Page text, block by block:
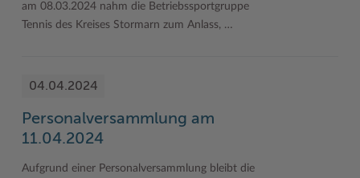
am 08.03.2024 nahm die Betriebssportgruppe
Tennis des Kreises Stormarn zum Anlass, …
04.04.2024
Personalversammlung am
11.04.2024
Aufgrund einer Personalversammlung bleibt die